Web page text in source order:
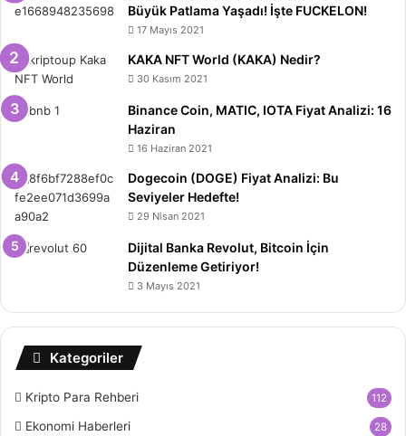
Büyük Patlama Yaşadı! İşte FUCKELON!
17 Mayıs 2021
KAKA NFT World (KAKA) Nedir?
30 Kasım 2021
Binance Coin, MATIC, IOTA Fiyat Analizi: 16
Haziran
16 Haziran 2021
Dogecoin (DOGE) Fiyat Analizi: Bu
Seviyeler Hedefte!
29 Nisan 2021
Dijital Banka Revolut, Bitcoin İçin
Düzenleme Getiriyor!
3 Mayıs 2021
Kategoriler
Kripto Para Rehberi 112
Ekonomi Haberleri 28